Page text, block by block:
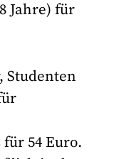
Jahre) für
Studenten
54 Euro.